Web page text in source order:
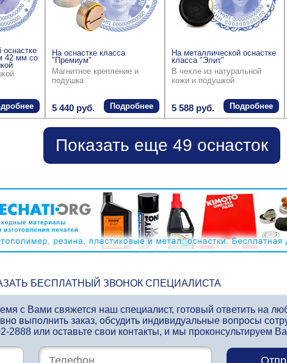
оснастке
42 мм со
На оснастке класса
"Премиум"
Магнитное крепление и
подушка
5 440 руб. Подробнее
На металлической оснастке
класса "Элит"
В чехле из натуральной
кожи и подушкой
5 588 руб. Подробнее
Показать еще 49 оснасток
БЕСПЛАТНЫЙ ЗВОНОК СПЕЦИАЛИСТА
с Вами свяжется наш специалист, готовый ответить на
выполнить заказ, обсудить индивидуальные вопросы
2888или оставьте свои контакты, и мы проконсультируем